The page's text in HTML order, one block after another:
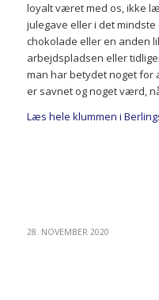
lo­yalt været med os, ikke
julegave eller i det
chokolade eller en anden
arbejdspladsen el­ler
man har betydet noget for
er savnet og noget værd,
Læs hele klummen i
28. NOVEMBER 2020